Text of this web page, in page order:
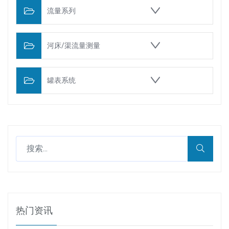
流量系列
河床/渠流量测量
罐表系统
热门资讯